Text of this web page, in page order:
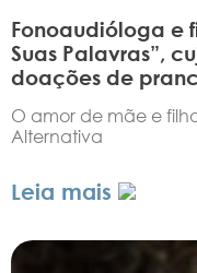
Fonoaudióloga e
Suas Palavras”,
doações de
O amor de mãe e
Alternativa
Leia mais